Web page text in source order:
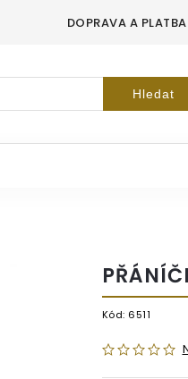
DOPRAVA A PLATBA
Hledat
Kód: 6511